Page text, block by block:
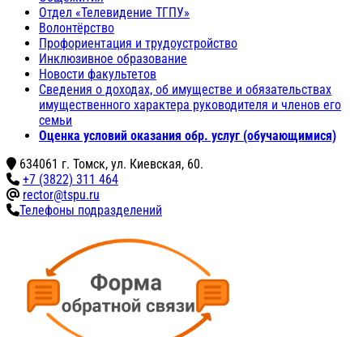
Отдел «Телевидение ТГПУ»
Волонтёрство
Профориентация и трудоустройство
Инклюзивное образование
Новости факультетов
Сведения о доходах, об имуществе и обязательствах
имущественного характера руководителя и членов его
семьи
Оценка условий оказания обр. услуг (обучающимися)
634061 г. Томск, ул. Киевская, 60.
+7 (3822) 311 464
rector@tspu.ru
Телефоны подразделений